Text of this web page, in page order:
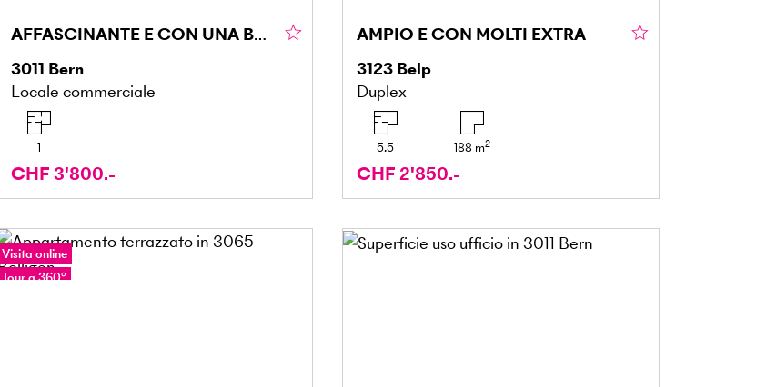
AFFASCINANTE E CON UNA BUONA AFFLUENZA DI CLIENTI
3011 Bern
Locale commerciale
1
CHF 3'800.-
AMPIO E CON MOLTI EXTRA
3123 Belp
Duplex
5.5 188 m2
CHF 2'850.-
Visita online
Tour a 360°